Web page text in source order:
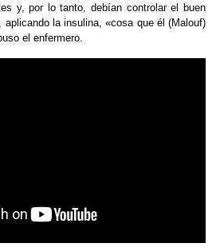
y, por lo tanto, debían controlar el buen
aplicando la insulina, «cosa que él (Malouf)
el enfermero.